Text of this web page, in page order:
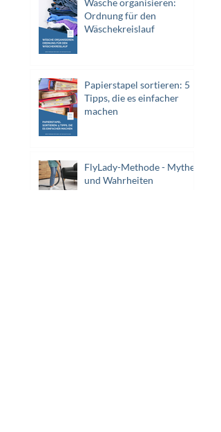
Wäsche organisieren:
Ordnung für den
Wäschekreislauf
Papierstapel sortieren: 5
Tipps, die es einfacher
machen
FlyLady-Methode - Mythen
und Wahrheiten